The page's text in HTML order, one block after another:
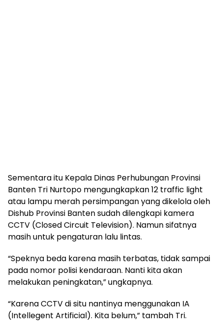
Sementara itu Kepala Dinas Perhubungan Provinsi
Banten Tri Nurtopo mengungkapkan 12 traffic light
atau lampu merah persimpangan yang dikelola oleh
Dishub Provinsi Banten sudah dilengkapi kamera
CCTV (Closed Circuit Television). Namun sifatnya
masih untuk pengaturan lalu lintas.
“Speknya beda karena masih terbatas, tidak sampai
pada nomor polisi kendaraan. Nanti kita akan
melakukan peningkatan,” ungkapnya.
“Karena CCTV di situ nantinya menggunakan IA
(Intellegent Artificial). Kita belum,” tambah Tri.